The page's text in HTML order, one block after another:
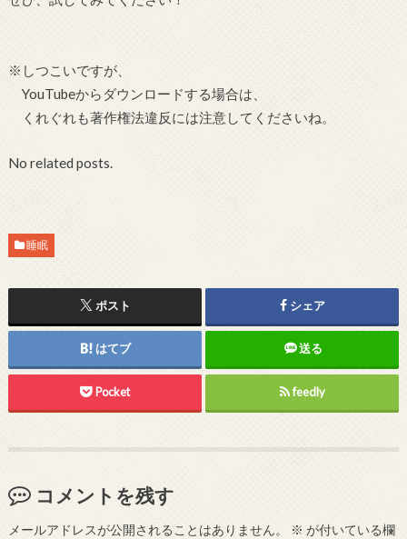
※しつこいですが、
YouTubeからダウンロードする場合は、
くれぐれも著作権法違反には注意してくださいね。
No related posts.
睡眠
ポスト シェア
はてブ 送る
Pocket feedly
コメントを残す
メールアドレスが公開されることはありません。 ※ が付いている欄